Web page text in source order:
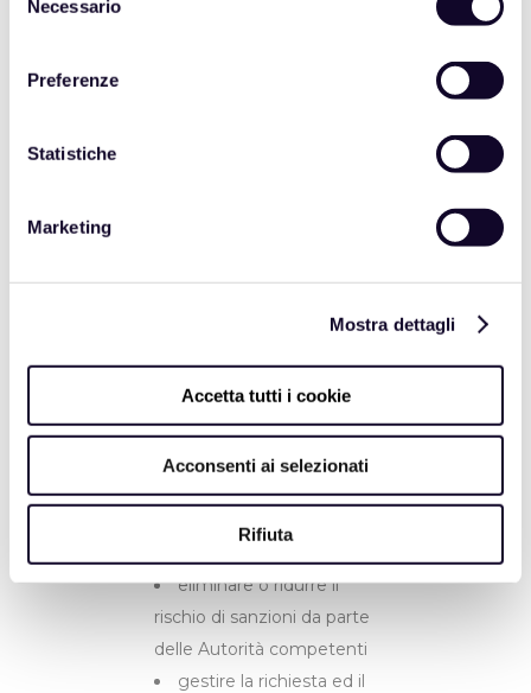
delNecessario
Preferenze
Statistiche
Marketing
Mostra dettagli
Accetta tutti i cookie
Acconsenti ai selezionati
Rifiuta
al fine di
incertezze circa le policy e
procedure aziendali da
adottare
rendere possibile un
controllo sistematico e
eliminare o ridurre il
rischio di sanzioni da parte
delle Autorità competenti
gestire la richiesta ed il